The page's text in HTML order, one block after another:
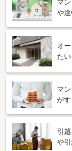
マ
や
オ
た
マ
が
引
や